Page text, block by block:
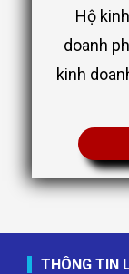
Hộ
doanh
kinh
THÔNG TIN